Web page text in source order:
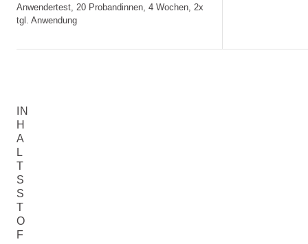
Anwendertest, 20 Probandinnen, 4 Wochen, 2x
tgl. Anwendung
IN
H
A
L
T
S
S
T
O
F